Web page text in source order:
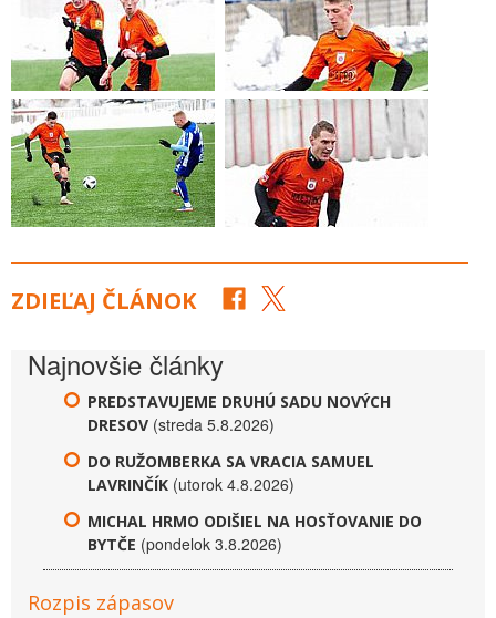
ZDIEĽAJ ČLÁNOK
Najnovšie články
PREDSTAVUJEME DRUHÚ SADU NOVÝCH
DRESOV (streda 5.8.2026)
DO RUŽOMBERKA SA VRACIA SAMUEL
LAVRINČÍK (utorok 4.8.2026)
MICHAL HRMO ODIŠIEL NA HOSŤOVANIE DO
BYTČE (pondelok 3.8.2026)
Rozpis zápasov